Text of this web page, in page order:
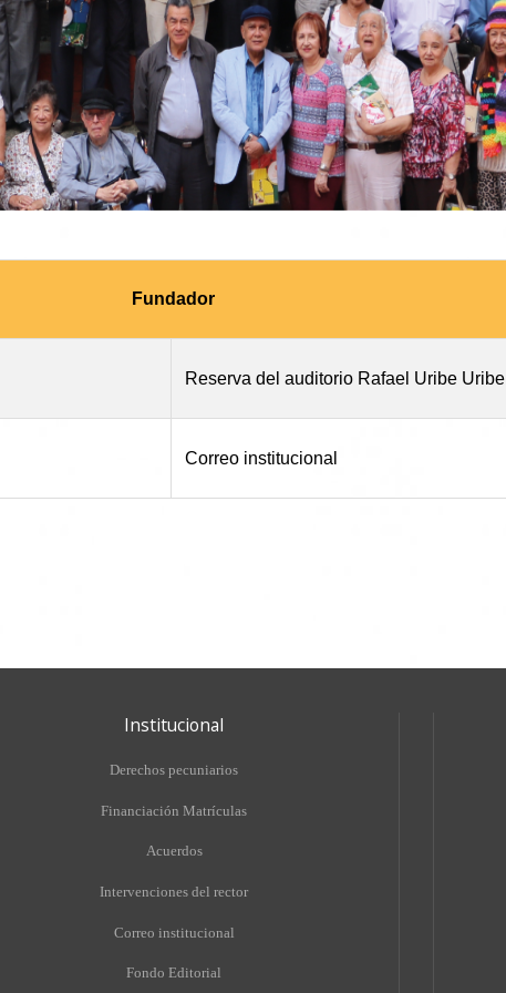
Fundador
Reserva del auditorio Rafael Uribe Uribe
Correo institucional
Institucional
Derechos pecuniarios
Financiación Matrículas
Acuerdos
Intervenciones del rector
Correo institucional
Fondo Editorial